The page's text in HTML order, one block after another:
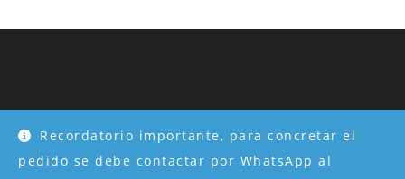
Recordatorio importante, para concretar el
pedido se debe contactar por WhatsApp al
Inicio Tienda Nosotros Mi cuenta
Formulario Profesional
Capacitaciones
Protocolos